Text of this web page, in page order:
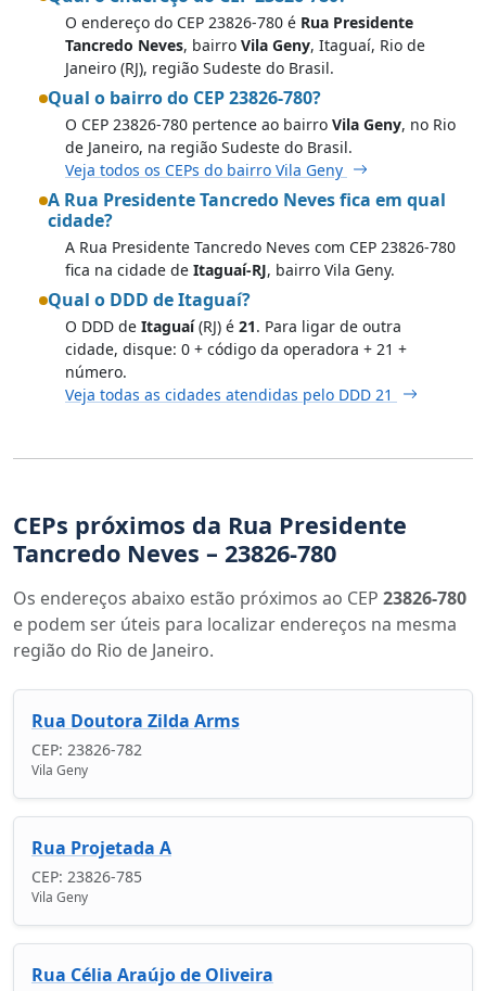
O endereço do CEP 23826-780 é Rua Presidente
Tancredo Neves, bairro Vila Geny, Itaguaí, Rio de
Janeiro (RJ), região Sudeste do Brasil.
Qual o bairro do CEP 23826-780?
O CEP 23826-780 pertence ao bairro Vila Geny, no Rio
de Janeiro, na região Sudeste do Brasil.
Veja todos os CEPs do bairro Vila Geny
A Rua Presidente Tancredo Neves fica em qual
cidade?
A Rua Presidente Tancredo Neves com CEP 23826-780
fica na cidade de Itaguaí-RJ, bairro Vila Geny.
Qual o DDD de Itaguaí?
O DDD de Itaguaí(RJ) é 21. Para ligar de outra
cidade, disque: 0 + código da operadora + 21 +
número.
Veja todas as cidades atendidas pelo DDD 21
CEPs próximos da Rua Presidente
Tancredo Neves – 23826-780
Os endereços abaixo estão próximos ao CEP 23826-780
e podem ser úteis para localizar endereços na mesma
região do Rio de Janeiro.
Rua Doutora Zilda Arms
CEP: 23826-782
Vila Geny
Rua Projetada A
CEP: 23826-785
Vila Geny
Rua Célia Araújo de Oliveira